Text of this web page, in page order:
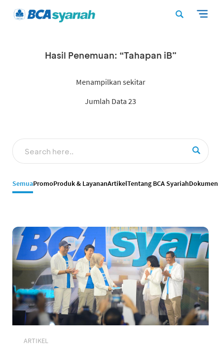
Hasil Penemuan: “Tahapan iB”
Menampilkan sekitar
Jumlah Data 23
SemuaPromoProduk & LayananArtikelTentang BCA SyariahDokumen
ARTIKEL